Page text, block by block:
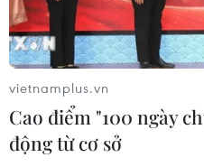
vietnamplus.vn
Cao điểm "100 ngày
động từ cơ sở